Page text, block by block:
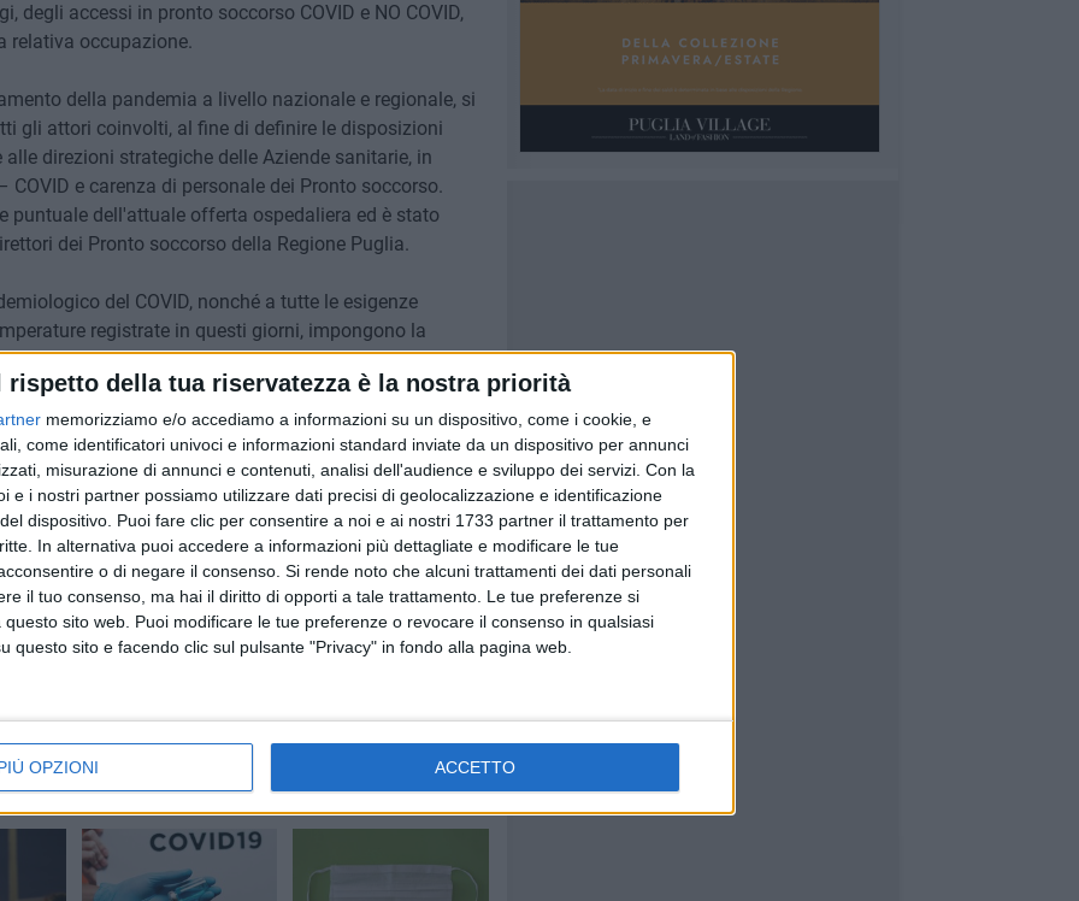
rispetto della tua riservatezza è la nostra priorità
memorizziamo e/o accediamo a informazioni su un dispositivo, come i cookie, e
come identificatori univoci e informazioni standard inviate da un dispositivo per annunci
misurazione di annunci e contenuti, analisi dell'audience e sviluppo dei servizi. Con la
e i nostri partner possiamo utilizzare dati precisi di geolocalizzazione e identificazione
dispositivo. Puoi fare clic per consentire a noi e ai nostri 1733 partner il trattamento per
In alternativa puoi accedere a informazioni più dettagliate e modificare le tue
o di negare il consenso. Si rende noto che alcuni trattamenti dei dati personali
il tuo consenso, ma hai il diritto di opporti a tale trattamento. Le tue preferenze si
sito web. Puoi modificare le tue preferenze o revocare il consenso in qualsiasi
questo sito e facendo clic sul pulsante "Privacy" in fondo alla pagina web.
OPZIONI ACCETTO
degli accessi in pronto soccorso COVID e NO COVID,
relativa occupazione.
della pandemia a livello nazionale e regionale, si
gli attori coinvolti, al fine di definire le disposizioni
direzioni strategiche delle Aziende sanitarie, in
COVID e carenza di personale dei Pronto soccorso.
dell'attuale offerta ospedaliera ed è stato
dei Pronto soccorso della Regione Puglia.
del COVID, nonché a tutte le esigenze
registrate in questi giorni, impongono la
che l'Assessore alla Sanità, per il tramite del
garantire.
che ha cambiato il mondo